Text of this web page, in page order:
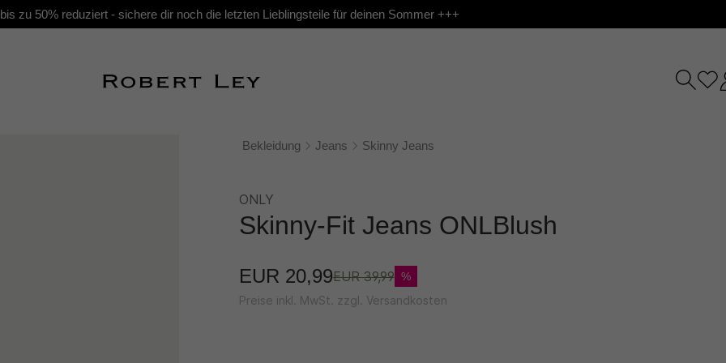
zu 50% reduziert - sichere dir noch die letzten Lieblingsteile für deinen Sommer +++
Bekleidung Jeans Skinny Jeans
ONLY
Skinny-Fit Jeans ONLBlush
EUR 20,99EUR 39,99 %
Preise inkl. MwSt. zzgl. Versandkosten